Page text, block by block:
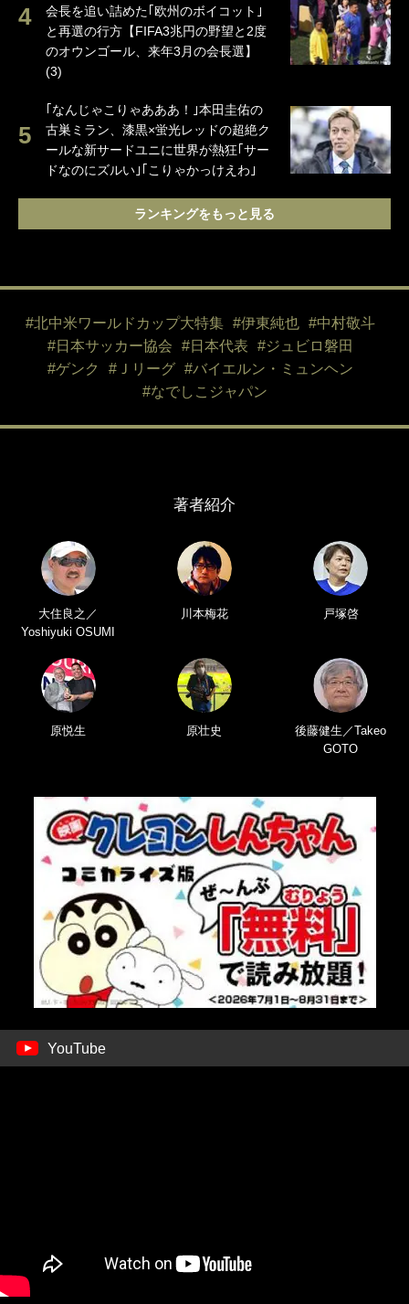
会長を追い詰めた｢欧州のボイコット｣
と再選の行方【FIFA3兆円の野望と2度
のオウンゴール、来年3月の会長選】
(3)
｢なんじゃこりゃあああ！｣本田圭佑の
古巣ミラン、漆黒×蛍光レッドの超絶ク
ールな新サードユニに世界が熱狂｢サー
ドなのにズルい｣｢こりゃかっけえわ｣
ランキングをもっと見る
#北中米ワールドカップ大特集 #伊東純也
#中村敬斗
#日本サッカー協会
#日本代表
#ジュビロ磐田
#ゲンク
#Ｊリーグ
#バイエルン・ミュンヘン
#なでしこジャパン
著者紹介
大住良之／
Yoshiyuki OSUMI
川本梅花 戸塚啓
原悦生 原壮史
後藤健生／Takeo
GOTO
YouTube